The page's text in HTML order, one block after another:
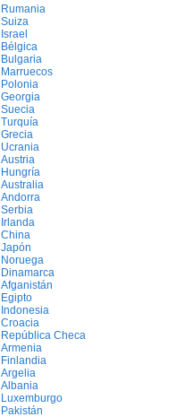
Rumania
Suiza
Israel
Bélgica
Bulgaria
Marruecos
Polonia
Georgia
Suecia
Turquía
Grecia
Ucrania
Austria
Hungría
Australia
Andorra
Serbia
Irlanda
China
Japón
Noruega
Dinamarca
Afganistán
Egipto
Indonesia
Croacia
República Checa
Armenia
Finlandia
Argelia
Albania
Luxemburgo
Pakistán